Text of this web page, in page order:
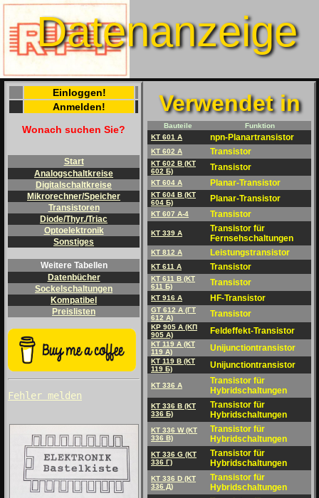
Datenanzeige
Einloggen!
Anmelden!
Wonach suchen Sie?
Start
Analogschaltkreise
Digitalschaltkreise
Mikrorechner/Speicher
Transistoren
Diode/Thyr./Triac
Optoelektronik
Sonstiges
Weitere Tabellen
Datenbücher
Sockelschaltungen
Kompatibel
Preislisten
Fehler melden
Verwendet in
Bauteile
Funktion
KT 601 A
npn-Planartransistor
KT 602 A Transistor
KT 602 B (KT
602 Б)
Transistor
KT 604 A Planar-Transistor
KT 604 B (KT
604 Б)
Planar-Transistor
KT 607 A-4 Transistor
KT 339 A
Transistor für
Fernsehschaltungen
KT 812 A Leistungstransistor
KT 611 A Transistor
KT 611 B (KT
611 Б)
Transistor
KT 916 A HF-Transistor
GT 612 A (ГT
612 A)
Transistor
KP 905 A (KП
905 A)
Feldeffekt-Transistor
KT 119 A (KT
119 A)
Unijunctiontransistor
KT 119 B (KT
119 Б)
Unijunctiontransistor
KT 336 A
Transistor für
Hybridschaltungen
KT 336 B (KT
336 Б)
Transistor für
Hybridschaltungen
KT 336 W (KT
336 B)
Transistor für
Hybridschaltungen
KT 336 G (KT
336 Г)
Transistor für
Hybridschaltungen
KT 336 D (KT
336 Д)
Transistor für
Hybridschaltungen